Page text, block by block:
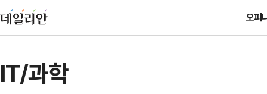
오피
IT/과학